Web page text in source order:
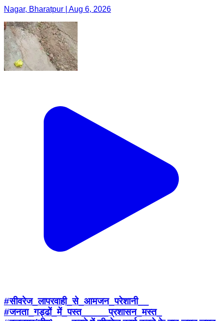
Nagar, Bharatpur | Aug 6, 2026
#सीवरेज_लापरवाही_से_आमजन_परेशानी__
#जनता_गड्ढों_में_पस्त_____प्रशासन_मस्त_